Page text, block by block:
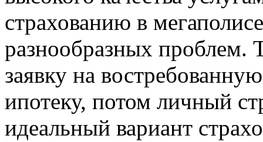
страхованию в
разнообразных проблем.
заявку на
ипотеку, потом личный
идеальный вариант